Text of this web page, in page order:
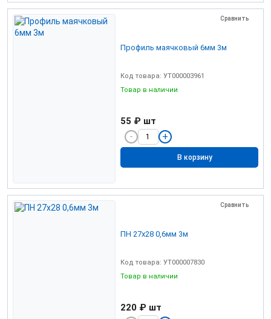
Сравнить
Профиль маячковый 6мм 3м
Код товара: УТ000003961
Товар в наличии
55 ₽ шт
В корзину
Сравнить
ПН 27х28 0,6мм 3м
Код товара: УТ000007830
Товар в наличии
220 ₽ шт